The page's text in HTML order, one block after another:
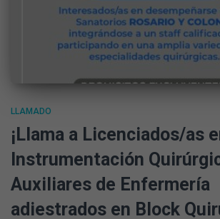
LLAMADO
¡Llama a Licenciados/as
Instrumentación
Auxiliares de Enfermería
adiestrados en Block